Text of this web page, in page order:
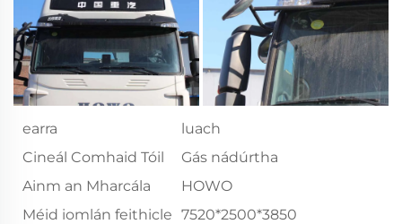
earra
luach
Cineál Comhaid Tóil
Gás nádúrtha
Ainm an Mharcála
HOWO
Méid iomlán feithicle 7520*2500*3850